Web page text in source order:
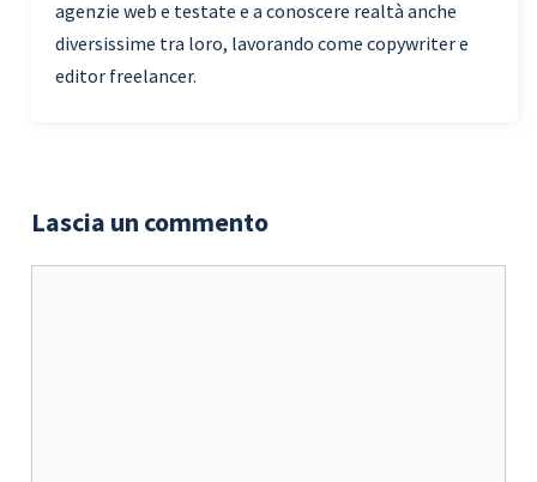
agenzie web e testate e a conoscere realtà anche
diversissime tra loro, lavorando come copywriter e
editor freelancer.
Lascia un commento